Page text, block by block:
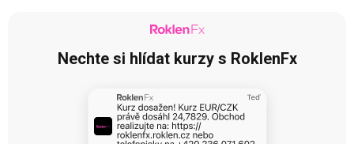
Nechte si hlídat kurzy s RoklenFx